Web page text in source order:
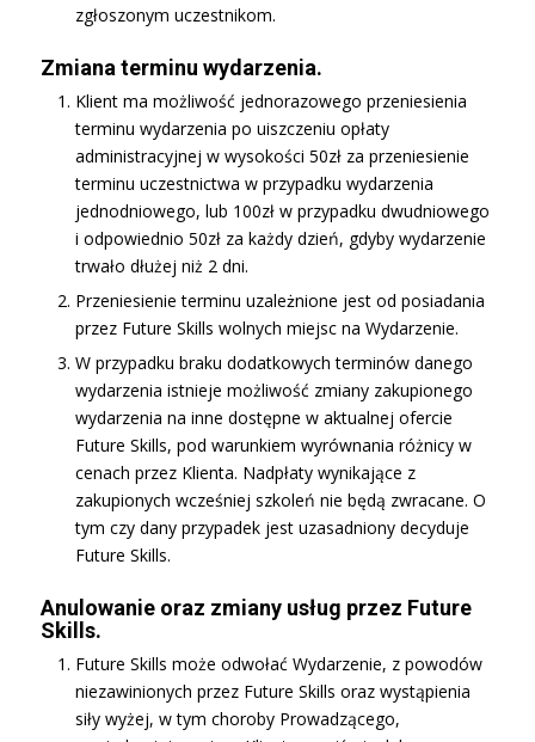
zgłoszonym uczestnikom.
Zmiana terminu wydarzenia.
Klient ma możliwość jednorazowego przeniesienia
terminu wydarzenia po uiszczeniu opłaty
administracyjnej w wysokości 50zł za przeniesienie
terminu uczestnictwa w przypadku wydarzenia
jednodniowego, lub 100zł w przypadku dwudniowego
i odpowiednio 50zł za każdy dzień, gdyby wydarzenie
trwało dłużej niż 2 dni.
Przeniesienie terminu uzależnione jest od posiadania
przez Future Skills wolnych miejsc na Wydarzenie.
W przypadku braku dodatkowych terminów danego
wydarzenia istnieje możliwość zmiany zakupionego
wydarzenia na inne dostępne w aktualnej ofercie
Future Skills, pod warunkiem wyrównania różnicy w
cenach przez Klienta. Nadpłaty wynikające z
zakupionych wcześniej szkoleń nie będą zwracane. O
tym czy dany przypadek jest uzasadniony decyduje
Future Skills.
Anulowanie oraz zmiany usług przez Future
Skills.
Future Skills może odwołać Wydarzenie, z powodów
niezawinionych przez Future Skills oraz wystąpienia
siły wyżej, w tym choroby Prowadzącego,